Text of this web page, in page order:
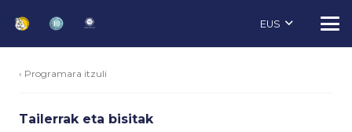
EUS
‹ Programara itzuli
Tailerrak eta bisitak